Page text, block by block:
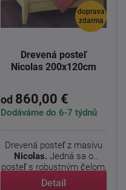
doprava
zdarma
Drevená posteľ
Nicolas 200x120cm
od 860,00 €
Dodáváme do 6-7 týdnů
Drevená posteľ z masívu
Nicolas. Jedná sa o
posteľ s robustným čelom,
...
Detail